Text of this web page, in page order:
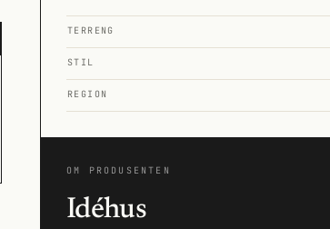
TERRENG
STIL
REGION
OM PRODUSENTEN
Idéhus